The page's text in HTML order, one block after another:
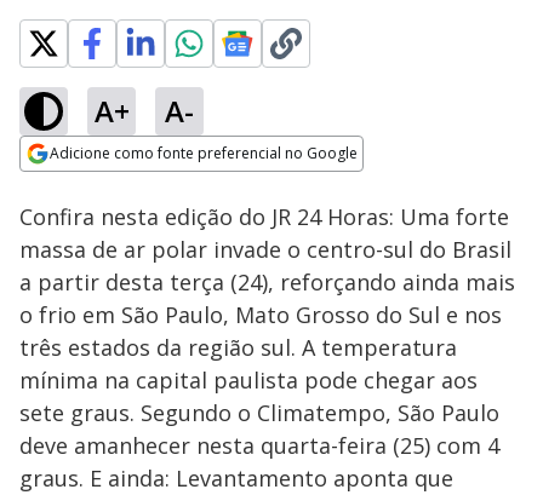
A+ A-
Adicione como fonte preferencial no Google
Ativar
Loaded
25.25%
Confira nesta edição do JR 24 Horas: Uma forte
massa de ar polar invade o centro-sul do Brasil
a partir desta terça (24), reforçando ainda mais
o frio em São Paulo, Mato Grosso do Sul e nos
três estados da região sul. A temperatura
mínima na capital paulista pode chegar aos
sete graus. Segundo o Climatempo, São Paulo
deve amanhecer nesta quarta-feira (25) com 4
graus. E ainda: Levantamento aponta que